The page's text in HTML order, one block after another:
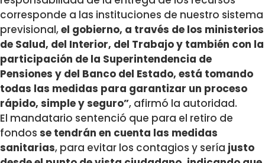
corresponde a las instituciones de nuestro sistema
previsional,el gobierno, a través de los ministerios
de Salud, del Interior, del Trabajo y también con la
participación de la Superintendencia de
Pensiones y del Banco del Estado, está tomando
todas las medidas para garantizar un proceso
rápido, simple y seguro”, afirmó la autoridad.
El mandatario sentenció que para el retiro de
fondos se tendrán en cuenta las medidas
sanitarias, para evitar los contagios y sería justo